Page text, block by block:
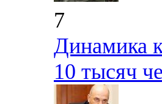
7
Динамика
10 тысяч